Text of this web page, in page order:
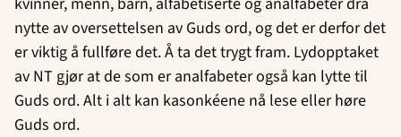
nytte av oversettelsen av Guds ord, og det er derfor det
er viktig å fullføre det. Å ta det trygt fram. Lydopptaket
av NT gjør at de som er analfabeter også kan lytte til
Guds ord. Alt i alt kan kasonkéene nå lese eller høre
Guds ord.